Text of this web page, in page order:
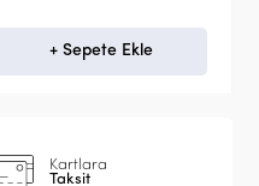
+ Sepete Ekle
Kartlara
Taksit